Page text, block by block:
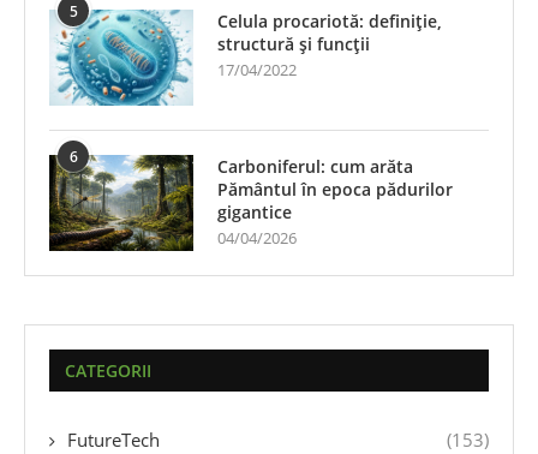
5
Celula procariotă: definiție,
structură și funcții
17/04/2022
6
Carboniferul: cum arăta
Pământul în epoca pădurilor
gigantice
04/04/2026
CATEGORII
FutureTech (153)